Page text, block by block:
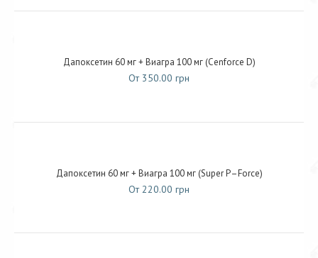
Дапоксетин 60 мг + Виагра 100 мг (Cenforce D)
От 350.00 грн
Дапоксетин 60 мг + Виагра 100 мг (Super P–Force)
От 220.00 грн